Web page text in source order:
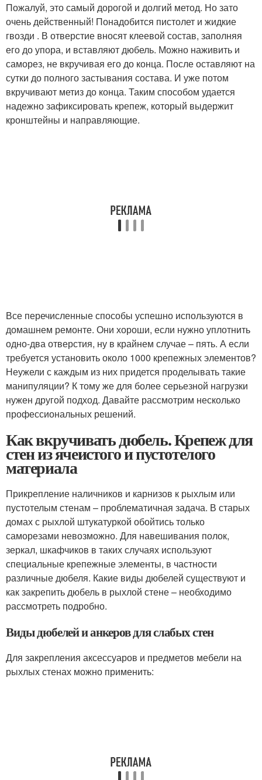
Пожалуй, это самый дорогой и долгий метод. Но зато
очень действенный! Понадобится пистолет и жидкие
гвозди . В отверстие вносят клеевой состав, заполняя
его до упора, и вставляют дюбель. Можно наживить и
саморез, не вкручивая его до конца. После оставляют на
сутки до полного застывания состава. И уже потом
вкручивают метиз до конца. Таким способом удается
надежно зафиксировать крепеж, который выдержит
кронштейны и направляющие.
Все перечисленные способы успешно используются в
домашнем ремонте. Они хороши, если нужно уплотнить
одно-два отверстия, ну в крайнем случае – пять. А если
требуется установить около 1000 крепежных элементов?
Неужели с каждым из них придется проделывать такие
манипуляции? К тому же для более серьезной нагрузки
нужен другой подход. Давайте рассмотрим несколько
профессиональных решений.
Как вкручивать дюбель. Крепеж для
стен из ячеистого и пустотелого
материала
Прикрепление наличников и карнизов к рыхлым или
пустотелым стенам – проблематичная задача. В старых
домах с рыхлой штукатуркой обойтись только
саморезами невозможно. Для навешивания полок,
зеркал, шкафчиков в таких случаях используют
специальные крепежные элементы, в частности
различные дюбеля. Какие виды дюбелей существуют и
как закрепить дюбель в рыхлой стене – необходимо
рассмотреть подробно.
Виды дюбелей и анкеров для слабых стен
Для закрепления аксессуаров и предметов мебели на
рыхлых стенах можно применить: